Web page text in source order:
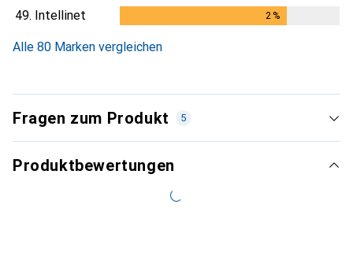
49. Intellinet 2 %
Alle 80 Marken vergleichen
Fragen zum Produkt 5
Produktbewertungen